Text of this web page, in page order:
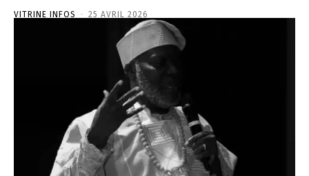
VITRINE INFOS - 25 AVRIL 2026